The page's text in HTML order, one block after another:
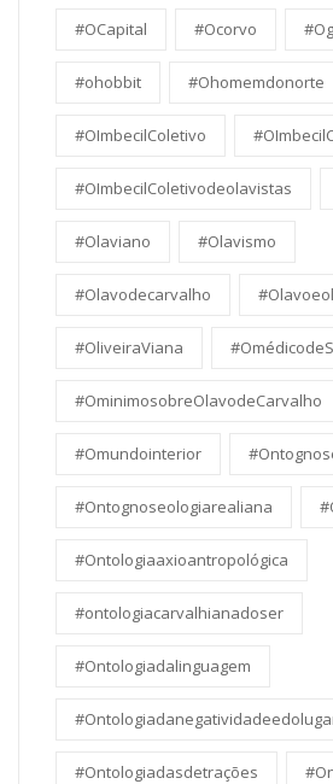
#OCapital #Ocorvo
#ohobbit #Ohomemdonorte
#OImbecilColetivo
#OImbecilColetivodeolavistas
#Olaviano #Olavismo
#Olavodecarvalho
#OliveiraViana
#OminimosobreOlavodeCarvalho
#Omundointerior
#Ontognoseologiarealiana
#Ontologiaaxioantropológica
#ontologiacarvalhianadoser
#Ontologiadalinguagem
#Ontologiadasdetrações